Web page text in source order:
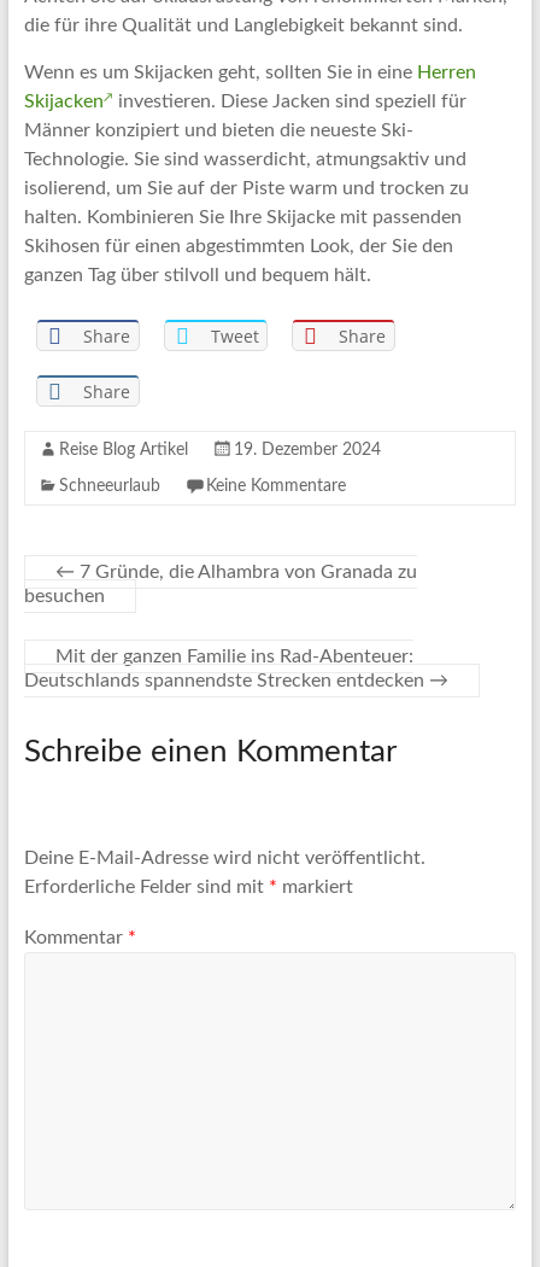
die für ihre Qualität und Langlebigkeit bekannt sind.
Wenn es um Skijacken geht, sollten Sie in eine Herren
Skijacken
investieren. Diese Jacken sind speziell für
Männer konzipiert und bieten die neueste Ski-
Technologie. Sie sind wasserdicht, atmungsaktiv und
isolierend, um Sie auf der Piste warm und trocken zu
halten. Kombinieren Sie Ihre Skijacke mit passenden
Skihosen für einen abgestimmten Look, der Sie den
ganzen Tag über stilvoll und bequem hält.
Share Tweet Share
Share
Reise Blog Artikel 19. Dezember 2024
Schneeurlaub Keine Kommentare
← 7 Gründe, die Alhambra von Granada zu
besuchen
Mit der ganzen Familie ins Rad-Abenteuer:
Deutschlands spannendste Strecken entdecken →
Schreibe einen Kommentar
Deine E-Mail-Adresse wird nicht veröffentlicht.
Erforderliche Felder sind mit * markiert
Kommentar *